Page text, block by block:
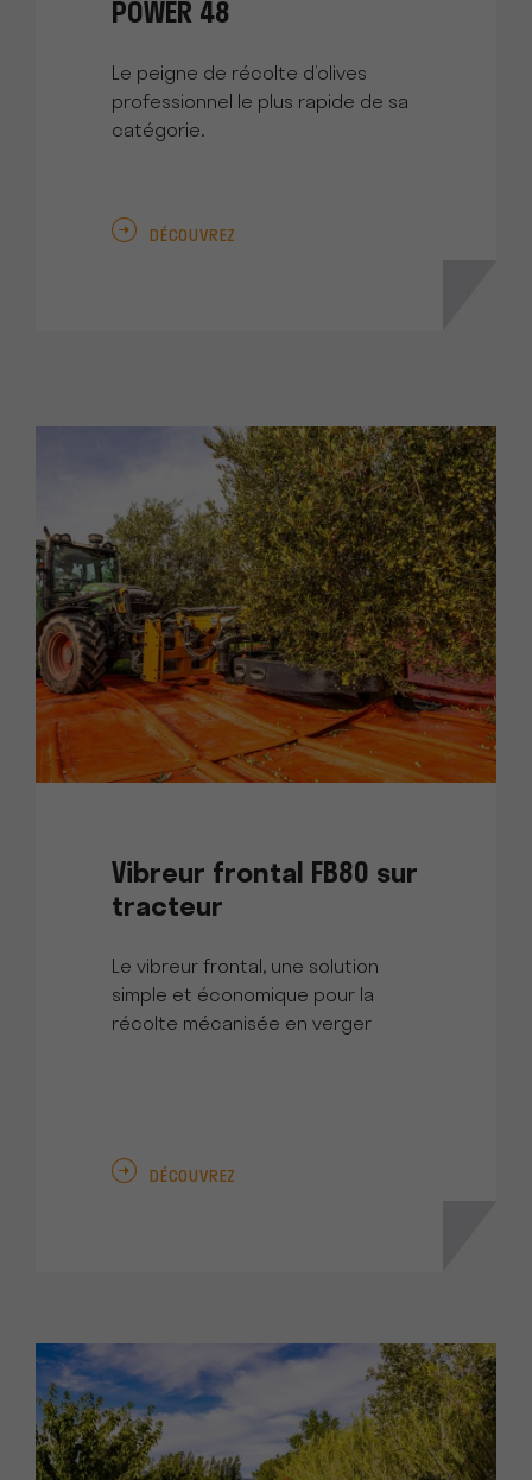
POWER 48
Le peigne de récolte d’olives
professionnel le plus rapide de sa
catégorie.
DÉCOUVREZ
Vibreur frontal FB80 sur
tracteur
Le vibreur frontal, une solution
simple et économique pour la
récolte mécanisée en verger
DÉCOUVREZ